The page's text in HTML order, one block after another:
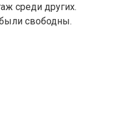
среди других.
свободны.